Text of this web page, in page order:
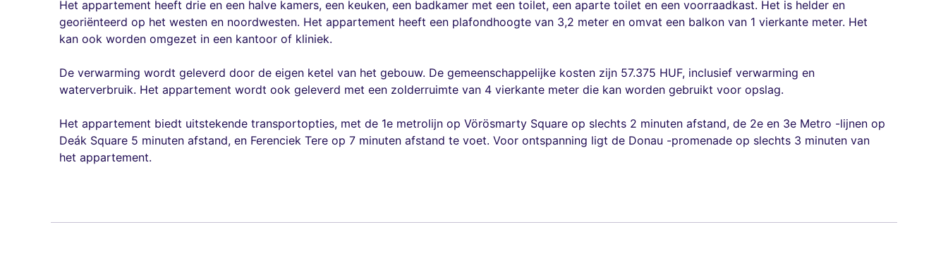
Het appartement heeft drie en een halve kamers, een keuken, een badkamer met een toilet, een aparte toilet en een voorraadkast. Het is helder en
georiënteerd op het westen en noordwesten. Het appartement heeft een plafondhoogte van 3,2 meter en omvat een balkon van 1 vierkante meter. Het
kan ook worden omgezet in een kantoor of kliniek.
De verwarming wordt geleverd door de eigen ketel van het gebouw. De gemeenschappelijke kosten zijn 57.375 HUF, inclusief verwarming en
waterverbruik. Het appartement wordt ook geleverd met een zolderruimte van 4 vierkante meter die kan worden gebruikt voor opslag.
Het appartement biedt uitstekende transportopties, met de 1e metrolijn op Vörösmarty Square op slechts 2 minuten afstand, de 2e en 3e Metro -lijnen op
Deák Square 5 minuten afstand, en Ferenciek Tere op 7 minuten afstand te voet. Voor ontspanning ligt de Donau -promenade op slechts 3 minuten van
het appartement.